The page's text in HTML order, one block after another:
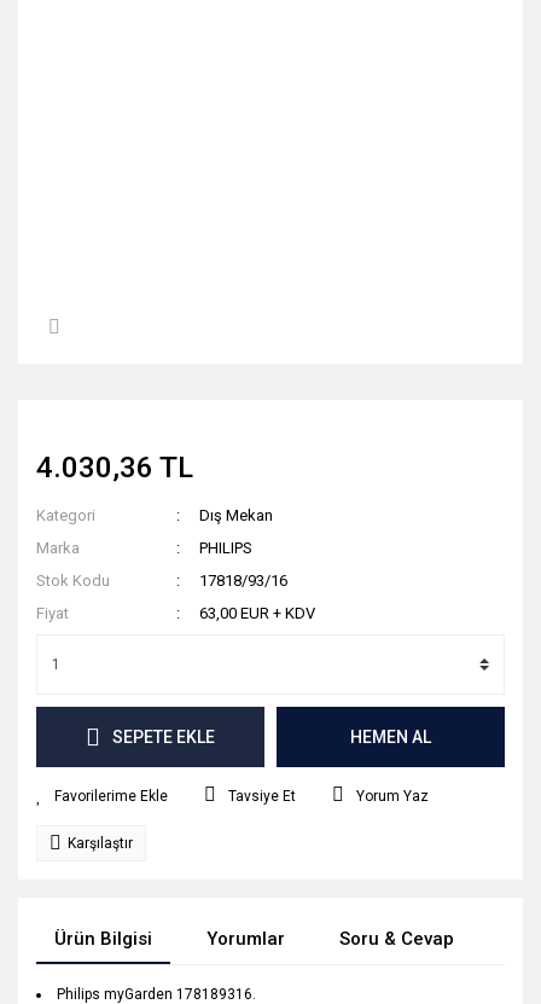
4.030,36 TL
Kategori
Dış Mekan
Marka
PHILIPS
Stok Kodu
17818/93/16
Fiyat
63,00 EUR + KDV
SEPETE EKLE HEMEN AL
Tavsiye Et Yorum Yaz
Karşılaştır
Ürün Bilgisi Yorumlar Soru & Cevap
Philips myGarden 178189316.